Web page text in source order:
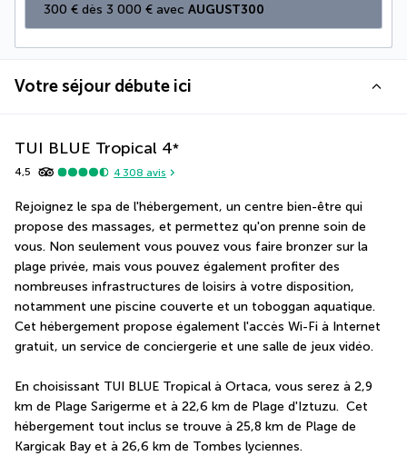
300 € dès 3 000 € avec AUGUST300
Votre séjour débute ici
TUI BLUE Tropical 4*
4,5 4 308 avis
Rejoignez le spa de l'hébergement, un centre bien-être qui
propose des massages, et permettez qu'on prenne soin de
vous. Non seulement vous pouvez vous faire bronzer sur la
plage privée, mais vous pouvez également profiter des
nombreuses infrastructures de loisirs à votre disposition,
notamment une piscine couverte et un toboggan aquatique.
Cet hébergement propose également l'accès Wi-Fi à Internet
gratuit, un service de conciergerie et une salle de jeux vidéo.
En choisissant TUI BLUE Tropical à Ortaca, vous serez à 2,9
km de Plage Sarigerme et à 22,6 km de Plage d'Iztuzu.  Cet
hébergement tout inclus se trouve à 25,8 km de Plage de
Kargicak Bay et à 26,6 km de Tombes lyciennes.